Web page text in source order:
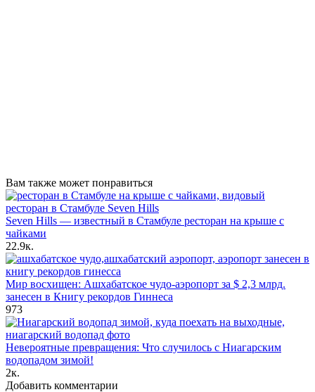
Вам также может понравиться
Seven Hills — известный в Стамбуле ресторан на крыше с
чайками
22.9к.
Мир восхищен: Ашхабатское чудо-аэропорт за $ 2,3 млрд.
занесен в Книгу рекордов Гиннеса
973
Невероятные превращения: Что случилось с Ниагарским
водопадом зимой!
2к.
Добавить комментарии